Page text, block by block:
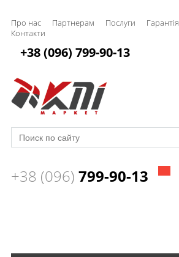
Про нас Партнерам Послуги Гарантія
Контакти
+38 (096) 799-90-13
+38 (096) 799-90-13